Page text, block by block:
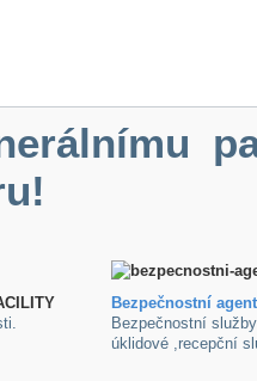
Bezpečnostní
Bezpečnostní
úklidové ,recepční